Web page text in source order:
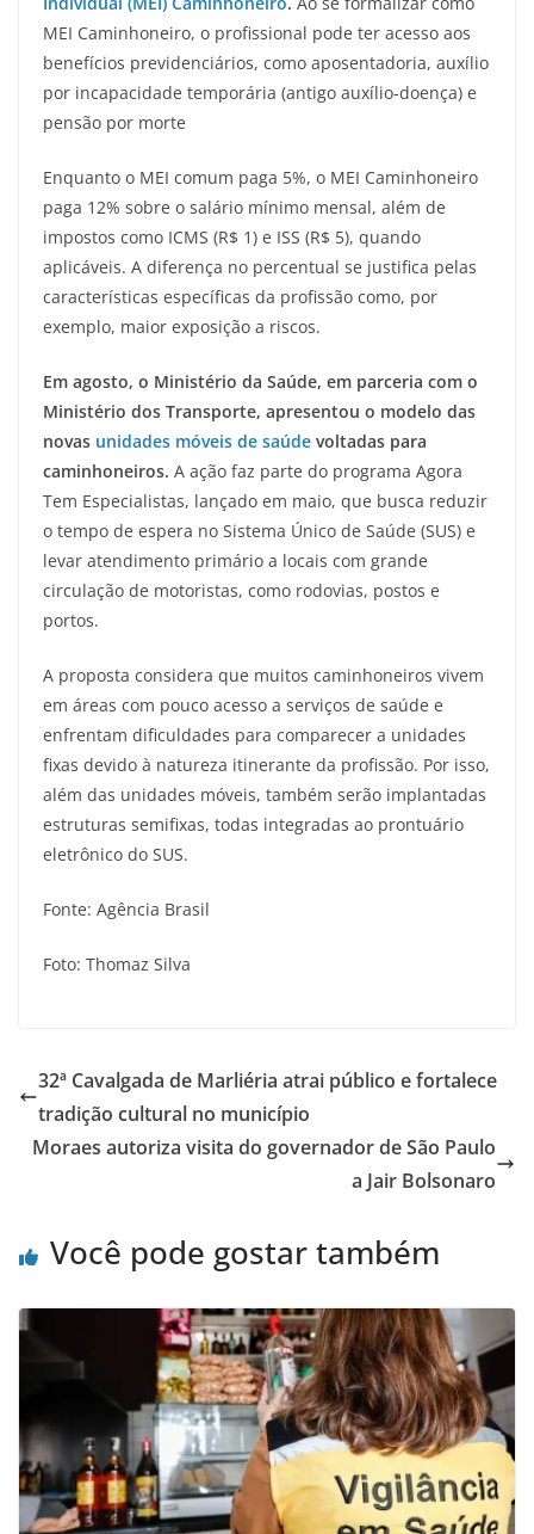
MEI Caminhoneiro, o profissional pode ter acesso aos
benefícios previdenciários, como aposentadoria, auxílio
por incapacidade temporária (antigo auxílio-doença) e
pensão por morte
Enquanto o MEI comum paga 5%, o MEI Caminhoneiro
paga 12% sobre o salário mínimo mensal, além de
impostos como ICMS (R$ 1) e ISS (R$ 5), quando
aplicáveis. A diferença no percentual se justifica pelas
características específicas da profissão como, por
exemplo, maior exposição a riscos.
Em agosto, o Ministério da Saúde, em parceria com o
Ministério dos Transporte, apresentou o modelo das
novas unidades móveis de saúde voltadas para
caminhoneiros. A ação faz parte do programa Agora
Tem Especialistas, lançado em maio, que busca reduzir
o tempo de espera no Sistema Único de Saúde (SUS) e
levar atendimento primário a locais com grande
circulação de motoristas, como rodovias, postos e
portos.
A proposta considera que muitos caminhoneiros vivem
em áreas com pouco acesso a serviços de saúde e
enfrentam dificuldades para comparecer a unidades
fixas devido à natureza itinerante da profissão. Por isso,
além das unidades móveis, também serão implantadas
estruturas semifixas, todas integradas ao prontuário
eletrônico do SUS.
Fonte: Agência Brasil
Foto: Thomaz Silva
32ª Cavalgada de Marliéria atrai público e fortalece
tradição cultural no município
Moraes autoriza visita do governador de São Paulo
a Jair Bolsonaro
Você pode gostar também